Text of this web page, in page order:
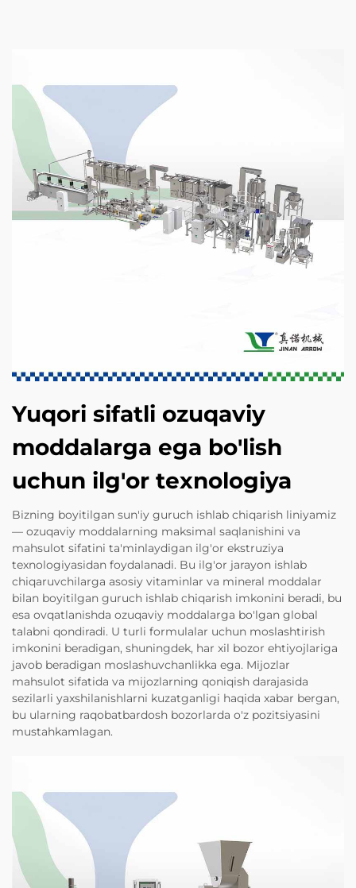
Yuqori sifatli ozuqaviy
moddalarga ega bo'lish
uchun ilg'or texnologiya
Bizning boyitilgan sun'iy guruch ishlab chiqarish liniyamiz
— ozuqaviy moddalarning maksimal saqlanishini va
mahsulot sifatini ta'minlaydigan ilg'or ekstruziya
texnologiyasidan foydalanadi. Bu ilg'or jarayon ishlab
chiqaruvchilarga asosiy vitaminlar va mineral moddalar
bilan boyitilgan guruch ishlab chiqarish imkonini beradi, bu
esa ovqatlanishda ozuqaviy moddalarga bo'lgan global
talabni qondiradi. U turli formulalar uchun moslashtirish
imkonini beradigan, shuningdek, har xil bozor ehtiyojlariga
javob beradigan moslashuvchanlikka ega. Mijozlar
mahsulot sifatida va mijozlarning qoniqish darajasida
sezilarli yaxshilanishlarni kuzatganligi haqida xabar bergan,
bu ularning raqobatbardosh bozorlarda o'z pozitsiyasini
mustahkamlagan.